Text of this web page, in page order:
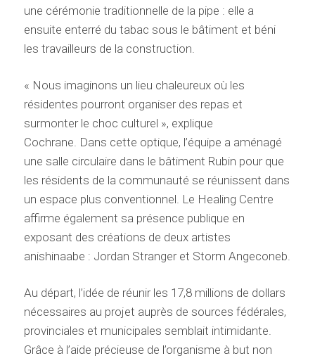
une cérémonie traditionnelle de la pipe : elle a
ensuite enterré du tabac sous le bâtiment et béni
les travailleurs de la construction.
« Nous imaginons un lieu chaleureux où les
résidentes pourront organiser des repas et
surmonter le choc culturel », explique
Cochrane. Dans cette optique, l’équipe a aménagé
une salle circulaire dans le bâtiment Rubin pour que
les résidents de la communauté se réunissent dans
un espace plus conventionnel. Le Healing Centre
affirme également sa présence publique en
exposant des créations de deux artistes
anishinaabe : Jordan Stranger et Storm Angeconeb.
Au départ, l’idée de réunir les 17,8 millions de dollars
nécessaires au projet auprès de sources fédérales,
provinciales et municipales semblait intimidante.
Grâce à l’aide précieuse de l’organisme à but non